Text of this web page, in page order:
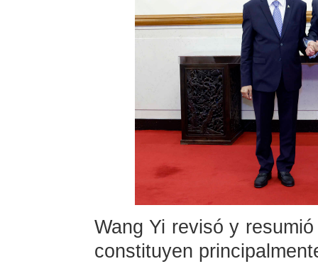
Wang Yi revisó y
constituyen